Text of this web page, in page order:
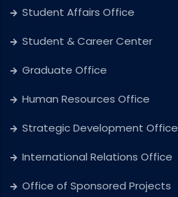
Student Affairs Office
Student & Career Center
Graduate Office
Human Resources Office
Strategic Development Office
International Relations Office
Office of Sponsored Projects